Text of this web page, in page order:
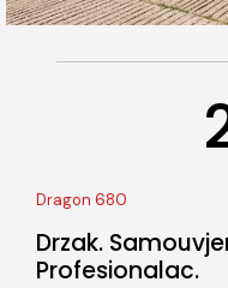
Dragon 680
Drzak.
Profesionalac.